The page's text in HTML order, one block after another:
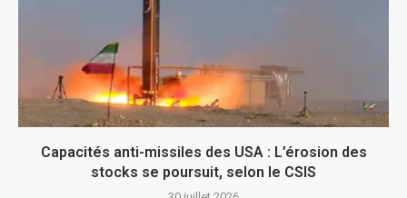
Capacités anti-missiles des USA : L’érosion des
stocks se poursuit, selon le CSIS